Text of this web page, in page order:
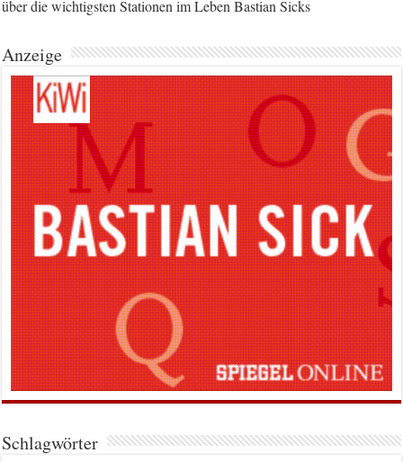
über die wichtigsten Stationen im Leben Bastian Sicks
Anzeige
Schlagwörter